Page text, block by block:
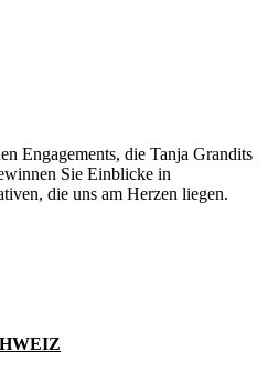
Engagements, die Tanja Grandits
Sie Einblicke in
die uns am Herzen liegen.